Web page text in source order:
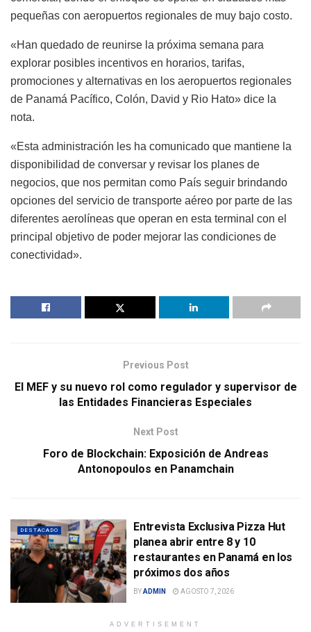
pequeñas con aeropuertos regionales de muy bajo costo.
«Han quedado de reunirse la próxima semana para
explorar posibles incentivos en horarios, tarifas,
promociones y alternativas en los aeropuertos regionales
de Panamá Pacífico, Colón, David y Rio Hato» dice la
nota.
«Esta administración les ha comunicado que mantiene la
disponibilidad de conversar y revisar los planes de
negocios, que nos permitan como País seguir brindando
opciones del servicio de transporte aéreo por parte de las
diferentes aerolíneas que operan en esta terminal con el
principal objetivo de poder mejorar las condiciones de
conectividad».
Previous Post
El MEF y su nuevo rol como regulador y supervisor de
las Entidades Financieras Especiales
Next Post
Foro de Blockchain: Exposición de Andreas
Antonopoulos en Panamchain
DESTACADO
Entrevista Exclusiva Pizza Hut
planea abrir entre 8 y 10
restaurantes en Panamá en los
próximos dos años
BYADMIN AGOSTO 7, 2026
ADVERTISEMENT